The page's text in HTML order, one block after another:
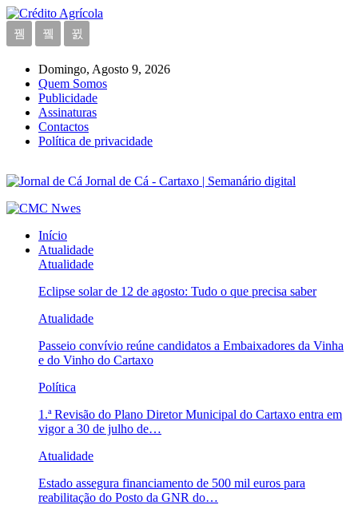
Domingo, Agosto 9, 2026
Quem Somos
Publicidade
Assinaturas
Contactos
Política de privacidade
Jornal de Cá - Cartaxo | Semanário digital
Início
Atualidade
Atualidade
Eclipse solar de 12 de agosto: Tudo o que precisa saber
Atualidade
Passeio convívio reúne candidatos a Embaixadores da Vinha
e do Vinho do Cartaxo
Política
1.ª Revisão do Plano Diretor Municipal do Cartaxo entra em
vigor a 30 de julho de…
Atualidade
Estado assegura financiamento de 500 mil euros para
reabilitação do Posto da GNR do…